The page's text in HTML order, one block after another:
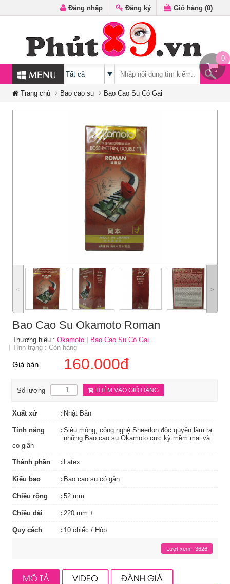
0
Đăng nhập Đăng ký Giỏ hàng (0)
MENU
Trang chủ Bao cao su Bao Cao Su Có Gai
˂ ˃
Bao Cao Su Okamoto Roman
Thương hiệu : Okamoto
Bao Cao Su Có Gai
Tình trạng : Còn hàng
Giá bán 160.000đ
Số lượng THÊM VÀO GIỎ HÀNG
Xuất xứ Nhật Bản
Tính năng
Siêu mỏng, công nghệ Sheerlon độc quyền làm ra
những Bao cao su Okamoto cực kỳ mềm mại và
co giãn
Thành phần Latex
Kiểu bao Bao cao su có gân
Chiều rộng 52 mm
Chiều dài 220 mm +
Quy cách 10 chiếc / Hộp
Lượt xem : 3626
MÔ TẢ VIDEO ĐÁNH GIÁ